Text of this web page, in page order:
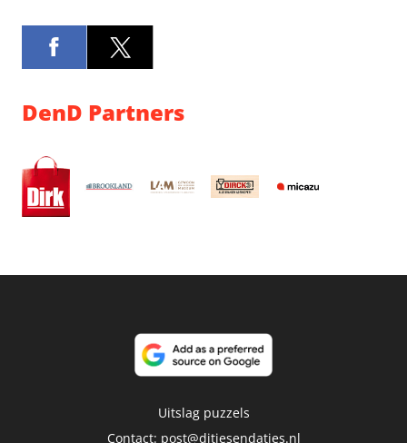
DenD Partners
Uitslag puzzels
Contact: post@ditjesendatjes.nl